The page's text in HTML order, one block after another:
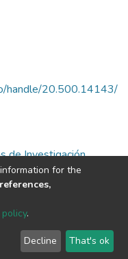
handle/20.500.14143/
de Investigación
2026
User
Send
Feedback
for the
.
Decline That's ok